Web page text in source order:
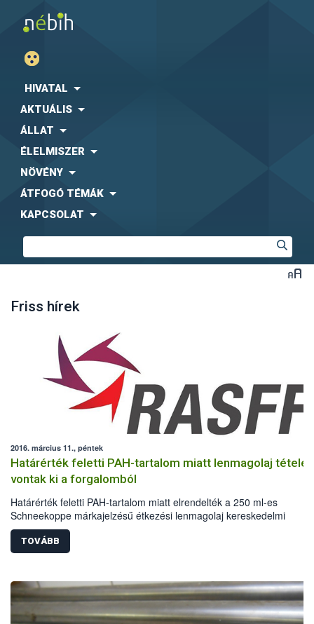
HIVATAL
AKTUÁLIS
ÁLLAT
ÉLELMISZER
NÖVÉNY
ÁTFOGÓ TÉMÁK
KAPCSOLAT
Friss hírek
2016. március 11., péntek
Határérték feletti PAH-tartalom miatt lenmagolaj
vontak ki a forgalomból
Határérték feletti PAH-tartalom miatt elrendelték a 250 ml-es
Schneekoppe márkajelzésű étkezési lenmagolaj kereskedelmi
forgalomból történő kivonását. A terméket Magyarországon a Müller
Drogéria Magyarország Bt. forgalmazza. A visszahívás a 12/05/
a 06/08/2016 minőségmegőrzésű idejű termékeket érinti. A
termékeket visszavihetik az üzletekbe.
TOVÁBB